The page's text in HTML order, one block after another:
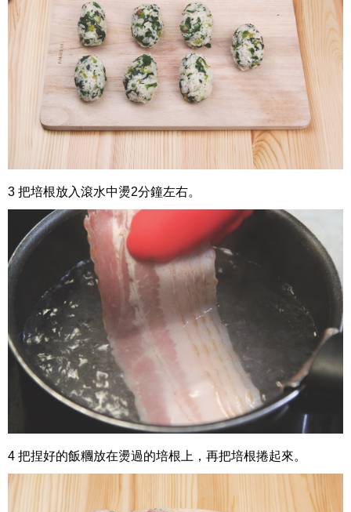
3 把培根放入滾水中燙2分鐘左右。
4 把捏好的飯糰放在燙過的培根上，再把培根捲起來。